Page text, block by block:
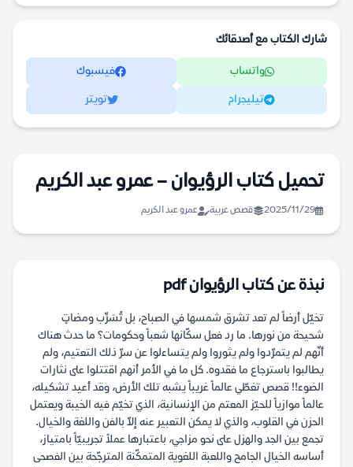
شارك الكتاب مع أصدقائك
واتساب فيسبوك
تيليجرام تويتر
تحميل كتاب الرؤيوان – عمرو عبد الكريم
2025/11/29 قصص عربية عمرو عبد الكريم
نبذة عن كتاب الرؤيوان pdf
تخيّل أرضاً لم تعد تشرق شمسها في الصباح، بل تُسَرِّب ومضاتٍ
شحيحة من نورها. ما رد فعل سكّانها شعباً وحكومات؟ ما حدث هناك
أنّهم لم يتمرّدوا ولم يثوروا ولم يتساءلوا عن سرّ ذلك التعتيم، ولم
يطالبوا باسترجاع ما فقدوه. كل ما في الأمر أنهم اقتتلوا على نثارات
الضوء!! قصص تغطّي عالماً غريباً يشبه تلك الأرض، وقد أعيد تشكيله،
عالماً موازياً للحيّز المعتم من الإنسانية، الذي تخيّم فيه الخيبة ويعتمل
الحزن في القلوب، والذي لا يمكن التعبير عنه إلاّ بالفن واللغة والخيال.
تجمع بين الجد والهزل على نحو مزاجي، باعتبارها عملاً تجريبيّاً بامتياز،
أساسه الخيال الجامح واللعبة اللغوية المتمكّنة المترجّحة بين الفصحى